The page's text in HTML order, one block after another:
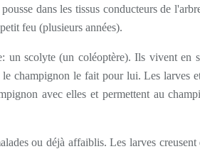
dans les tissus conducteurs de
feu (plusieurs années).
un scolyte (un coléoptère). Ils vivent en
champignon le fait pour lui. Les larves
avec elles et permettent au
ou déjà affaiblis. Les larves creusent